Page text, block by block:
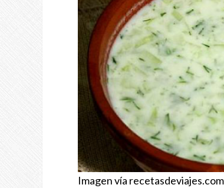
Imagen vía recetasdeviajes.com